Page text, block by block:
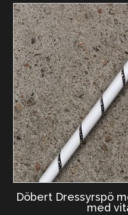
med
cerise
kristaller
mängd
Döbert Dressyrspö
med